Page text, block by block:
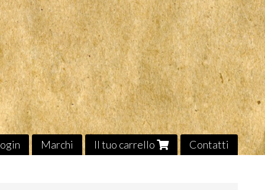
Marchi Il tuo carrello Contatti